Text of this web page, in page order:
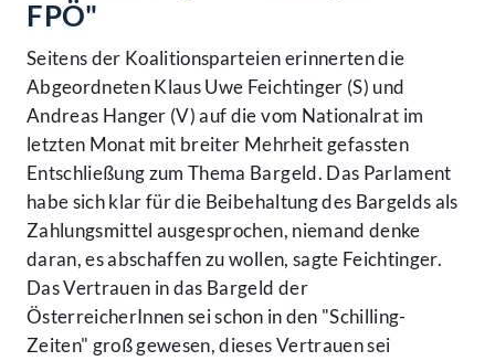
FPÖ"
Seitens der Koalitionsparteien erinnerten die
Abgeordneten Klaus Uwe Feichtinger (S) und
Andreas Hanger (V) auf die vom Nationalrat im
letzten Monat mit breiter Mehrheit gefassten
Entschließung zum Thema Bargeld. Das Parlament
habe sich klar für die Beibehaltung des Bargelds als
Zahlungsmittel ausgesprochen, niemand denke
daran, es abschaffen zu wollen, sagte Feichtinger.
Das Vertrauen in das Bargeld der
ÖsterreicherInnen sei schon in den "Schilling-
Zeiten" groß gewesen, dieses Vertrauen sei